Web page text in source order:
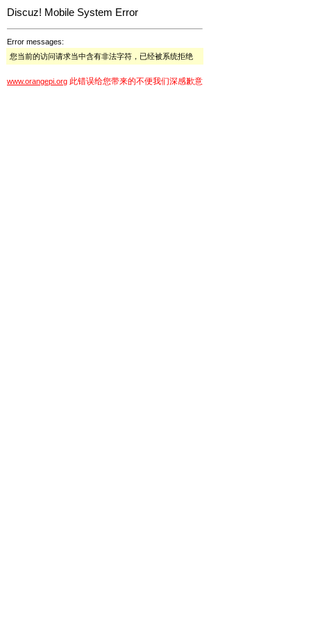
Discuz! Mobile System Error
Error messages:
您当前的访问请求当中含有非法字符，已经被系统拒绝
www.orangepi.org 此错误给您带来的不便我们深感歉意